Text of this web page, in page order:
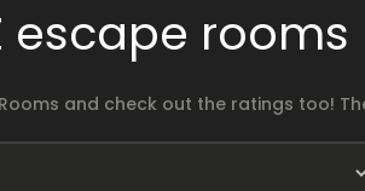
escape rooms
and check out the ratings too!